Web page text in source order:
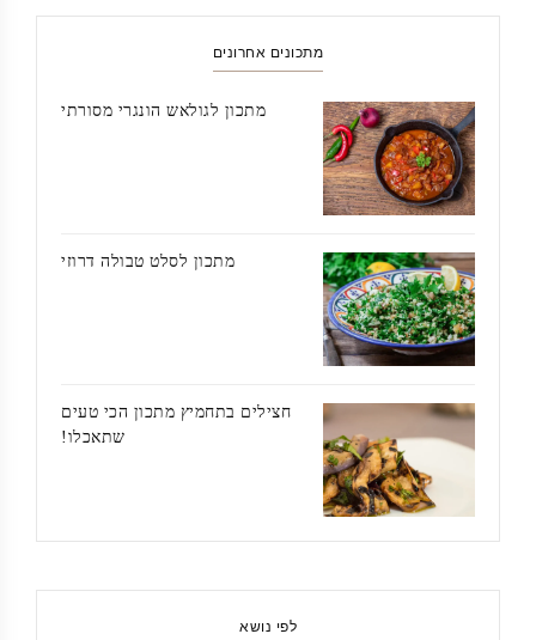
מתכונים אחרונים
מתכון לגולאש הונגרי מסורתי
מתכון לסלט טבולה דרוזי
חצילים בתחמיץ מתכון הכי טעים
שתאכלו!
לפי נושא